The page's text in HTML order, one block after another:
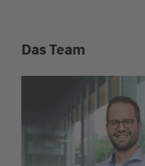
Das Team